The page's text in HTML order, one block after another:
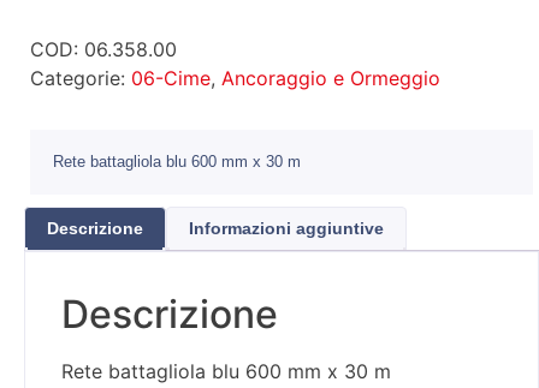
COD: 06.358.00
Categorie: 06-Cime, Ancoraggio e Ormeggio
Rete battagliola blu 600 mm x 30 m
Descrizione Informazioni aggiuntive
Descrizione
Rete battagliola blu 600 mm x 30 m